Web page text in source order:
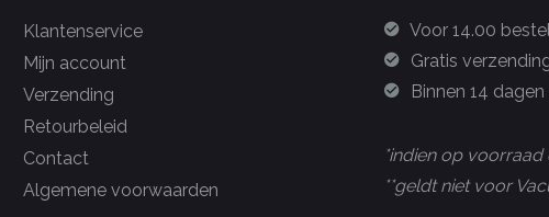
Klantenservice
Mijn account
Verzending
Retourbeleid
Contact
Algemene voorwaarden
Voor 14.00
Gratis
Binnen 14
*indien op
**geldt niet voor